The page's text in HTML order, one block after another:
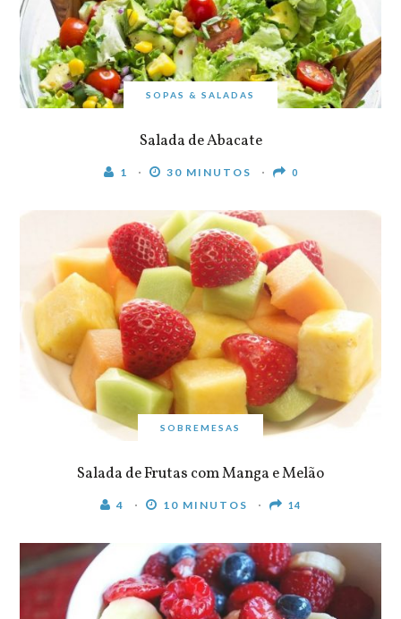
SOPAS & SALADAS
Salada de Abacate
1 30 MINUTOS 0
SOBREMESAS
Salada de Frutas com Manga e Melão
4 10 MINUTOS 14